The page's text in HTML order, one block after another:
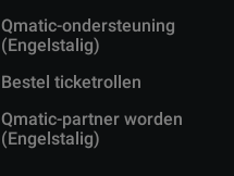
Qmatic-ondersteuning
(Engelstalig)
Bestel ticketrollen
Qmatic-partner worden
(Engelstalig)